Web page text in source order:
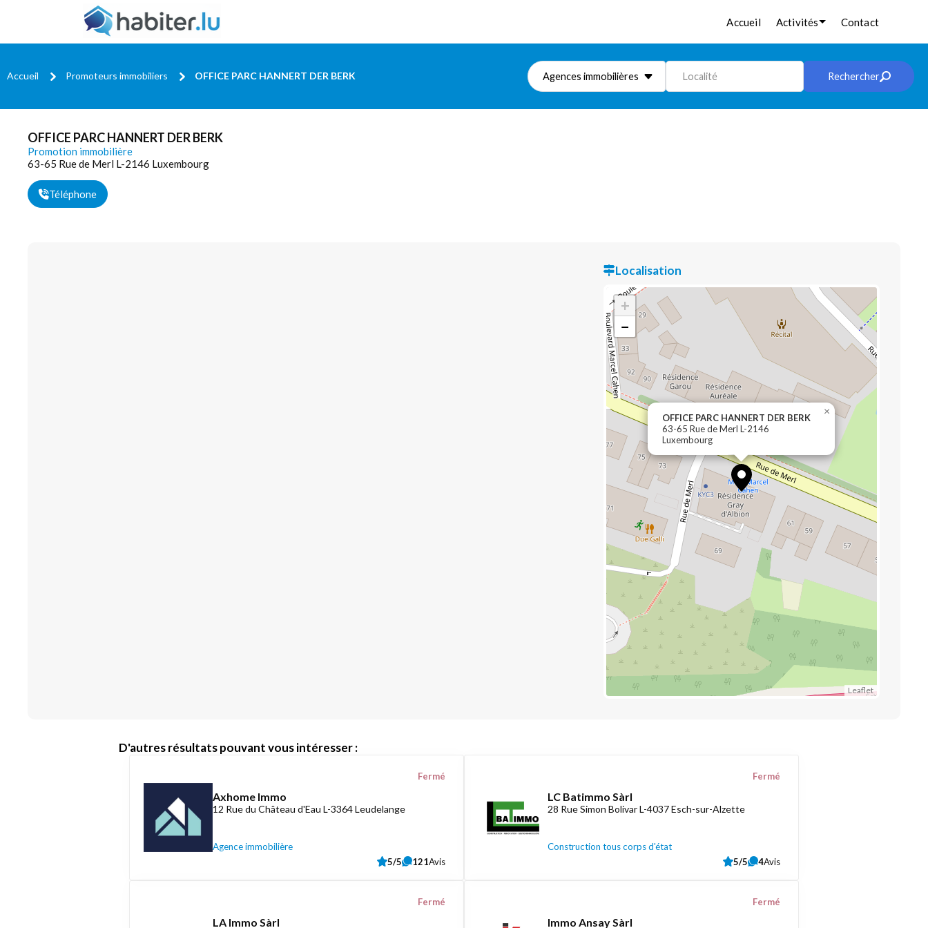
Accueil Activités Contact
Accueil Promoteurs immobiliers OFFICE PARC HANNERT DER BERK Agences immobilières Localité Rechercher
OFFICE PARC HANNERT DER BERK
Promotion immobilière
63-65 Rue de Merl L-2146 Luxembourg
Téléphone
Localisation
OFFICE PARC HANNERT DER BERK
63-65 Rue de Merl L-2146
Luxembourg
×
+
−
Leaflet
D'autres résultats pouvant vous intéresser :
Axhome Immo
12 Rue du Château d'Eau L-3364 Leudelange
Agence immobilière
Fermé
5/5 121Avis
LC Batimmo Sàrl
28 Rue Simon Bolivar L-4037 Esch-sur-Alzette
Construction tous corps d'état
Fermé
5/5 4Avis
LA Immo Sàrl
Fermé
Immo Ansay Sàrl
Fermé